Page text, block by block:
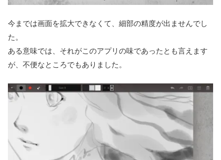
今までは画面を拡大できなくて、細部の精度が出ませんでし
た。
ある意味では、それがこのアプリの味であったとも言えます
が、不便なところでもありました。